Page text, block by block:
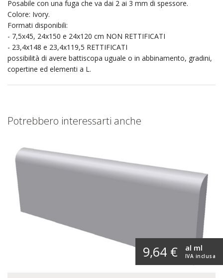
Posabile con una fuga che va dai 2 ai 3 mm di spessore.
Colore: Ivory.
Formati disponibili:
- 7,5x45, 24x150 e 24x120 cm NON RETTIFICATI
- 23,4x148 e 23,4x119,5 RETTIFICATI
possibilità di avere battiscopa uguale o in abbinamento, gradini,
copertine ed elementi a L.
Potrebbero interessarti anche
9,64 € IVA inclusa
al ml